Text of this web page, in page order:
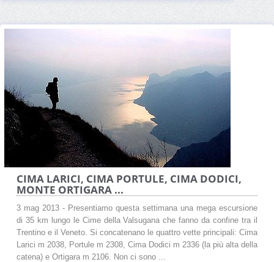
CIMA LARICI, CIMA PORTULE, CIMA DODICI,
MONTE ORTIGARA ...
3 mag 2013 - Presentiamo questa settimana una mega escursione
di 35 km lungo le Cime della Valsugana che fanno da confine tra il
Trentino e il Veneto. Si concatenano le quattro vette principali: Cima
Larici m 2038, Portule m 2308, Cima Dodici m 2336 (la più alta della
catena) e Ortigara m 2106. Non ci sono ...